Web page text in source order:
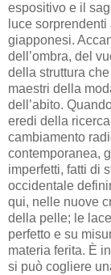
espositivo e il
luce
giapponesi.
dell’ombra, del
della struttura
maestri della
dell’abito.
eredi della
cambiamento
contemporanea,
imperfetti, fatti di
occidentale
qui, nelle nuove
della pelle; le
perfetto e su
materia ferita. È
si può cogliere